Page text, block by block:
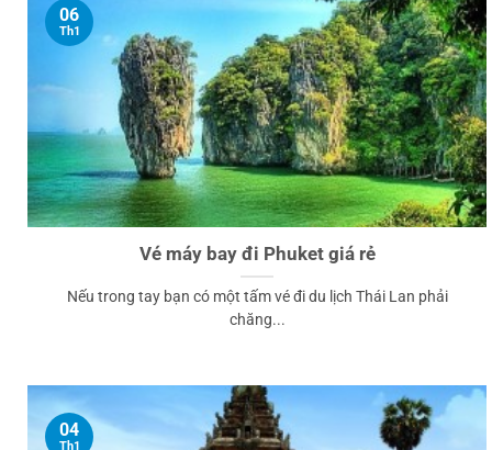
Vé máy bay đi Phuket giá rẻ
Nếu trong tay bạn có một tấm vé đi du lịch Thái Lan phải
chăng...
06
Th1
04
Th1